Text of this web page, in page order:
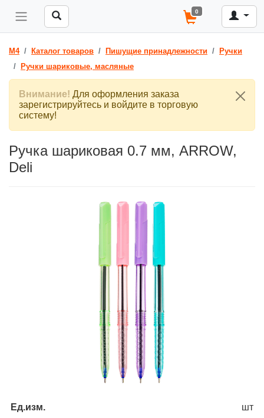
0
M4 Каталог товаров Пишущие принадлежности
Ручки
Ручки шариковые, масляные
Внимание! Для оформления заказа
зарегистрируйтесь и войдите в торговую
систему!
Ручка шариковая 0.7 мм, ARROW,
Deli
Ед.изм.
шт